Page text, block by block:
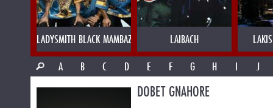
LADYSMITH BLACK MAMBAZO LAIBACH
A
B C D E F G H I J
DOBET GNAHORE